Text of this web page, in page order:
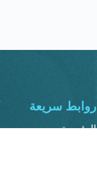
روابط سريعة
الرئيسية